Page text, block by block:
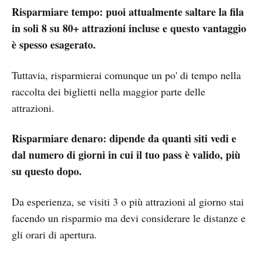
Risparmiare tempo: puoi attualmente saltare la fila
in soli 8 su 80+ attrazioni incluse e questo vantaggio
è spesso esagerato.
Tuttavia, risparmierai comunque un po' di tempo nella
raccolta dei biglietti nella maggior parte delle
attrazioni.
Risparmiare denaro: dipende da quanti siti vedi e
dal numero di giorni in cui il tuo pass è valido, più
su questo dopo.
Da esperienza, se visiti 3 o più attrazioni al giorno stai
facendo un risparmio ma devi considerare le distanze e
gli orari di apertura.